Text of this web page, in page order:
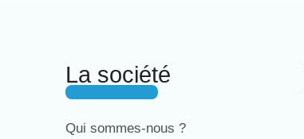
La société
Qui sommes-nous ?